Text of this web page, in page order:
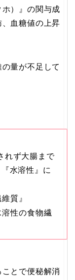
）』の関与成
血糖値の上昇
量が不足して
れず大腸まで
水溶性』に
質』
性の食物繊
とで便秘解消